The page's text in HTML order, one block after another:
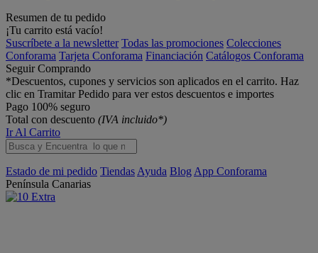
Resumen de tu pedido
¡Tu carrito está vacío!
Suscríbete a la newsletter Todas las promociones Colecciones
Conforama Tarjeta Conforama Financiación Catálogos Conforama
Seguir Comprando
*Descuentos, cupones y servicios son aplicados en el carrito. Haz
clic en Tramitar Pedido para ver estos descuentos e importes
Pago 100% seguro
Total con descuento (IVA incluido*)
Ir Al Carrito
Estado de mi pedido Tiendas Ayuda Blog App Conforama
Península Canarias